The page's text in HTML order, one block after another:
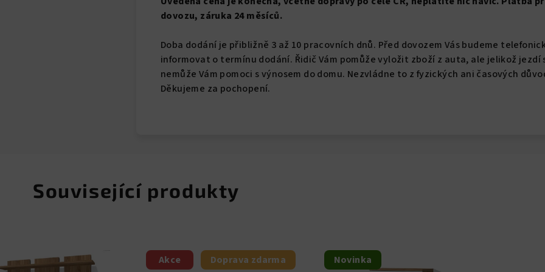
dovozu, záruka 24 měsíců.
Doba dodání je přibližně 3 až 10 pracovních dnů. Před dovozem Vás budeme
informovat o termínu dodání. Řidič Vám pomůže vyložit zboží z auta, ale jelikož jezdí
nemůže Vám pomoci s výnosem do domu. Nezvládne to z fyzických ani časových
Děkujeme za pochopení.
Související produkty
Akce Doprava zdarma Novinka